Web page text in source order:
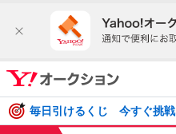
毎日引けるくじ 今すぐ挑戦